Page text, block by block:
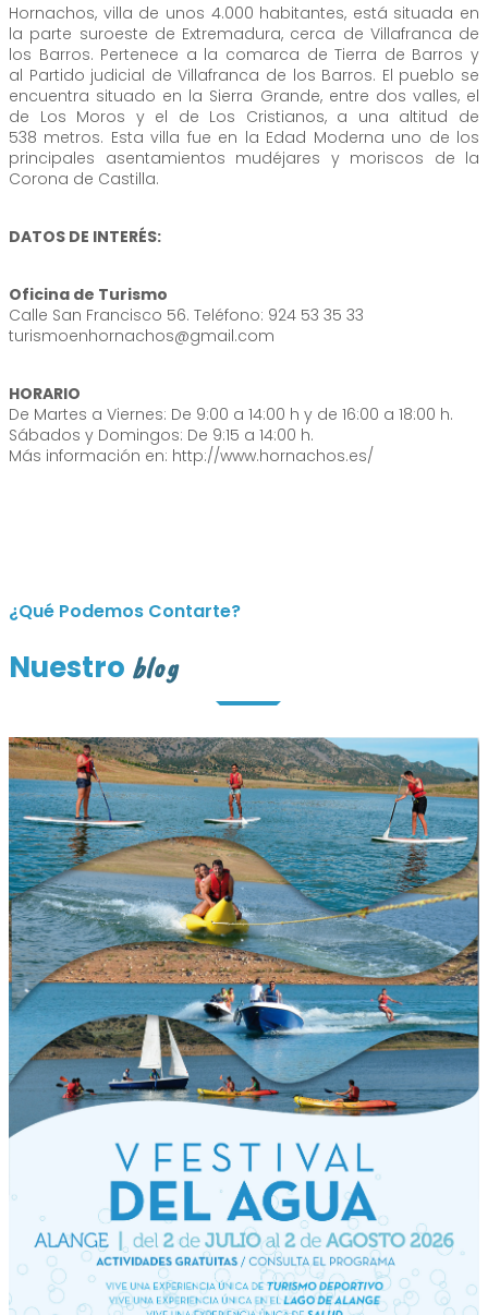
Hornachos, villa de unos 4.000 habitantes, está situada en
la parte suroeste de Extremadura, cerca de Villafranca de
los Barros. Pertenece a la comarca de Tierra de Barros y
al Partido judicial de Villafranca de los Barros. El pueblo se
encuentra situado en la Sierra Grande, entre dos valles, el
de Los Moros y el de Los Cristianos, a una altitud de
538 metros. Esta villa fue en la Edad Moderna uno de los
principales asentamientos mudéjares y moriscos de la
Corona de Castilla.
DATOS DE INTERÉS:
Oficina de Turismo
Calle San Francisco 56. Teléfono: 924 53 35 33
turismoenhornachos@gmail.com
HORARIO
De Martes a Viernes: De 9:00 a 14:00 h y de 16:00 a 18:00 h.
Sábados y Domingos: De 9:15 a 14:00 h.
Más información en: http://www.hornachos.es/
¿Qué Podemos Contarte?
Nuestro blog